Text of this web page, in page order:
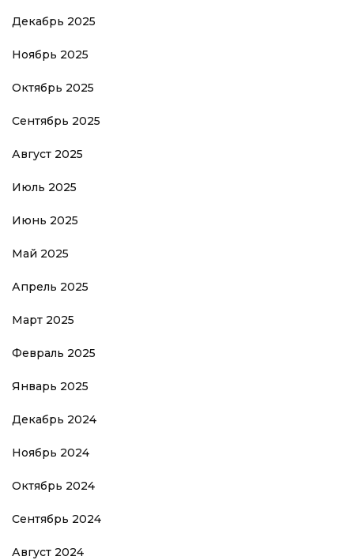
Декабрь 2025
Ноябрь 2025
Октябрь 2025
Сентябрь 2025
Август 2025
Июль 2025
Июнь 2025
Май 2025
Апрель 2025
Март 2025
Февраль 2025
Январь 2025
Декабрь 2024
Ноябрь 2024
Октябрь 2024
Сентябрь 2024
Август 2024